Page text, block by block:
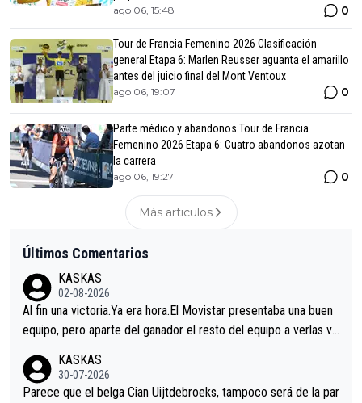
ago 06, 15:48 0
Tour de Francia Femenino 2026 Clasificación
general Etapa 6: Marlen Reusser aguanta el amarillo
antes del juicio final del Mont Ventoux
ago 06, 19:07 0
Parte médico y abandonos Tour de Francia
Femenino 2026 Etapa 6: Cuatro abandonos azotan
la carrera
ago 06, 19:27 0
Más articulos
Últimos Comentarios
KASKAS
02-08-2026
Al fin una victoria.Ya era hora.El Movistar presentaba una buen
equipo, pero aparte del ganador el resto del equipo a verlas ve
s.La única buena noticia es la mejoría de Enric Más en San Seb
astian.Si en la Vuelta a Burgos sigue la mejoría, podríamos ten
KASKAS
30-07-2026
Parece que el belga Cian Uijtdebroeks, tampoco será de la par